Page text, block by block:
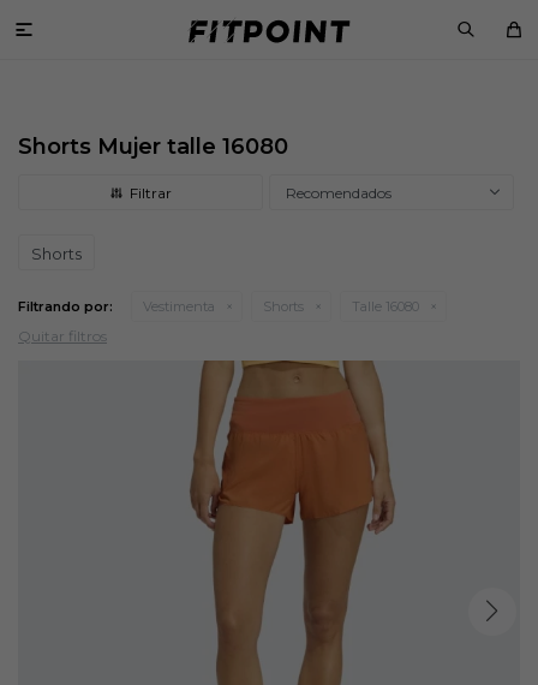

Shorts Mujer talle 16080
Recomendados
Shorts
Filtrando por: Vestimenta Shorts Talle 16080
Quitar filtros